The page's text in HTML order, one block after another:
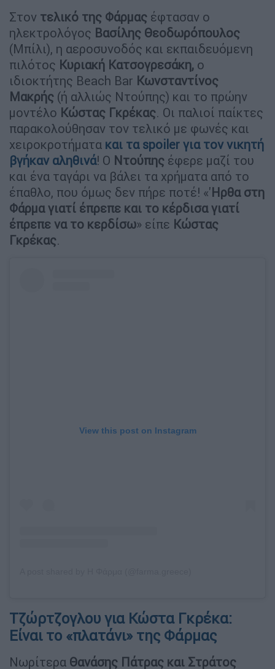
Στον τελικό της Φάρμας έφτασαν ο
ηλεκτρολόγος Βασίλης Θεοδωρόπουλος
(Μπίλι), η αεροσυνοδός και εκπαιδευόμενη
πιλότος Κυριακή Κατσογρεσάκη, ο
ιδιοκτήτης Beach Bar Κωνσταντίνος
Μακρής (ή αλλιώς Ντούπης) και το πρώην
μοντέλο Κώστας Γκρέκας. Οι παλιοί παίκτες
παρακολούθησαν τον τελικό με φωνές και
χειροκροτήματα και τα spoiler για τον νικητή
βγήκαν αληθινά! Ο Ντούπης έφερε μαζί του
και ένα ταγάρι να βάλει τα χρήματα από το
έπαθλο, που όμως δεν πήρε ποτέ! «' Ηρθα στη
Φάρμα γιατί έπρεπε και το κέρδισα γιατί
έπρεπε να το κερδίσω» είπε Κώστας
Γκρέκας.
View this post on Instagram
Τζώρτζογλου για Κώστα Γκρέκα:
Είναι το «πλατάνι» της Φάρμας
Νωρίτερα Θανάσης Πάτρας και Στράτος